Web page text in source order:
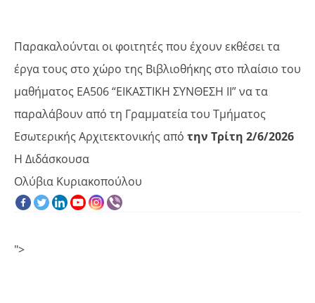
Παρακαλούνται οι φοιτητές που έχουν εκθέσει τα
έργα τους στο χώρο της Βιβλιοθήκης στο πλαίσιο του
μαθήματος ΕΑ506 “ΕΙΚΑΣΤΙΚΗ ΣΥΝΘΕΣΗ ΙΙ” να τα
παραλάβουν από τη Γραμματεία του Τμήματος
Εσωτερικής Αρχιτεκτονικής από την Τρίτη 2/6/2026
Η Διδάσκουσα
Ολύβια Κυριακοπούλου
">